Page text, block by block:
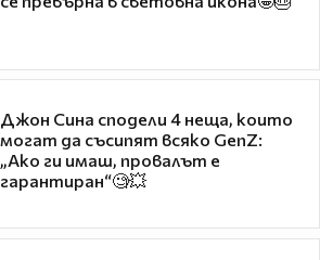
Джон Сина сподели 4 неща, които
могат да съсипят всяко GenZ:
„Ако ги имаш, провалът е
гарантиран“🧐💥